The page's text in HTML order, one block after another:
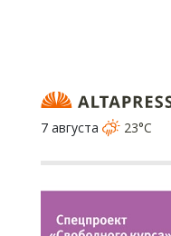
7 августа
23°C